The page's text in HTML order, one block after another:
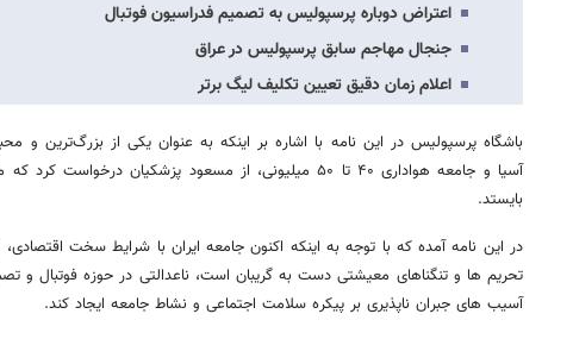
اعتراض دوباره پرسپولیس به تصمیم فدراسیون فوتبال
جنجال مهاجم سابق پرسپولیس در عراق
اعلام زمان دقیق تعیین تکلیف لیگ برتر
باشگاه پرسپولیس در این نامه با اشاره بر اینکه به عنوان یکی از بزرگ‌ترین و
آسیا و جامعه هواداری ۴۰ تا ۵۰ میلیونی، از مسعود پزشکیان
بایستد.
در این نامه آمده که با توجه به اینکه اکنون جامعه ایران با شرایط سخت
تحریم ها و تنگناهای معیشتی دست به گریبان است، ناعدالتی در حوزه فوتبال و
آسیب های جبران ناپذیری بر پیکره سلامت اجتماعی و نشاط جامعه ایجاد کند.